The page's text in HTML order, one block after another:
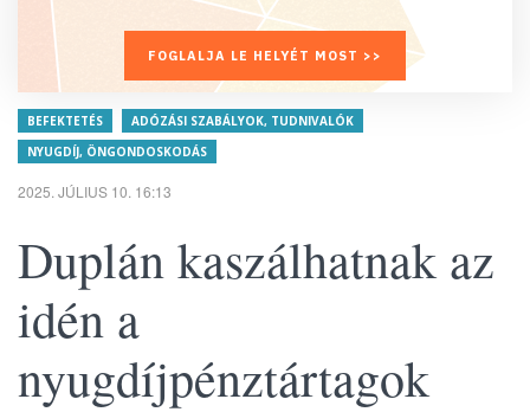
FOGLALJA LE HELYÉT MOST >>
BEFEKTETÉS
ADÓZÁSI SZABÁLYOK, TUDNIVALÓK
NYUGDÍJ, ÖNGONDOSKODÁS
2025. JÚLIUS 10. 16:13
Duplán kaszálhatnak az
idén a
nyugdíjpénztártagok